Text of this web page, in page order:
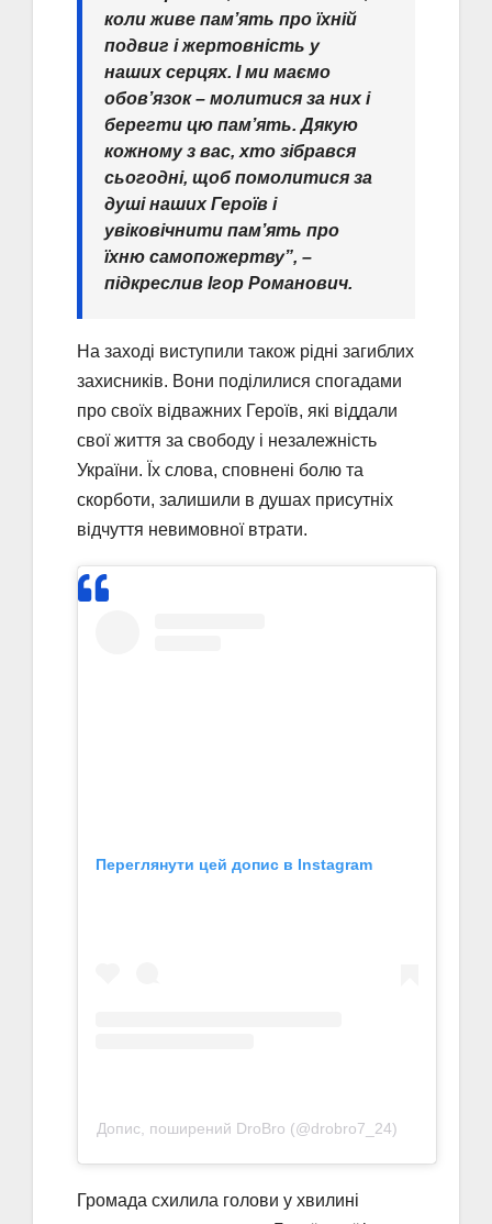
коли живе пам’ять про їхній
подвиг і жертовність у
наших серцях. І ми маємо
обов’язок – молитися за них і
берегти цю пам’ять. Дякую
кожному з вас, хто зібрався
сьогодні, щоб помолитися за
душі наших Героїв і
увіковічнити пам’ять про
їхню самопожертву”, –
підкреслив Ігор Романович.
На заході виступили також рідні загиблих
захисників. Вони поділилися спогадами
про своїх відважних Героїв, які віддали
свої життя за свободу і незалежність
України. Їх слова, сповнені болю та
скорботи, залишили в душах присутніх
відчуття невимовної втрати.
Переглянути цей допис в Instagram
Допис, поширений DroBro (@drobro7_24)
Громада схилила голови у хвилині